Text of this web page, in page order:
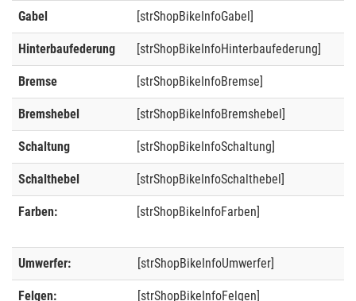
Gabel [strShopBikeInfoGabel]
Hinterbaufederung [strShopBikeInfoHinterbaufederung]
Bremse [strShopBikeInfoBremse]
Bremshebel [strShopBikeInfoBremshebel]
Schaltung [strShopBikeInfoSchaltung]
Schalthebel [strShopBikeInfoSchalthebel]
Farben: [strShopBikeInfoFarben]
Umwerfer: [strShopBikeInfoUmwerfer]
Felgen: [strShopBikeInfoFelgen]